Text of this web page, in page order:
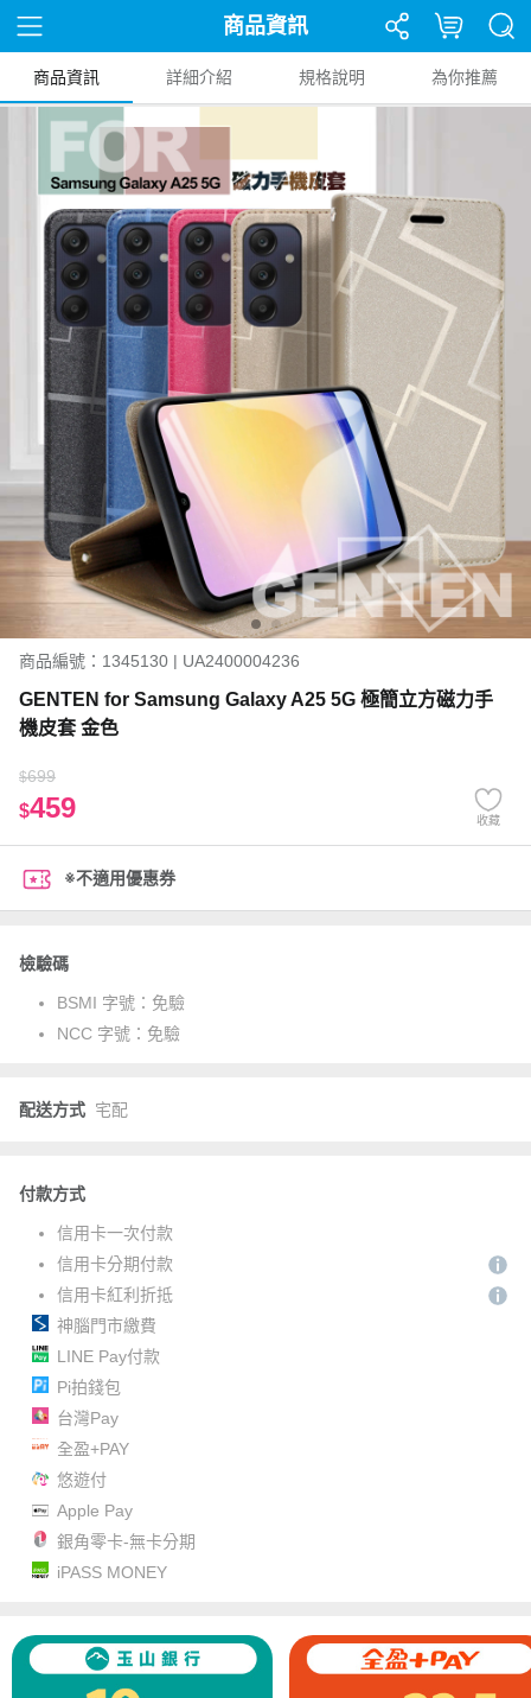
商品資訊
商品資訊 詳細介紹 規格說明 為你推薦
商品編號：1345130 | UA2400004236
GENTEN for Samsung Galaxy A25 5G 極簡立方磁力手
機皮套 金色
$699
$459 收藏
※不適用優惠券
檢驗碼
BSMI 字號： 免驗
NCC 字號： 免驗
配送方式 宅配
付款方式
信用卡一次付款
信用卡分期付款
信用卡紅利折抵
神腦門市繳費
LINE Pay付款
Pi拍錢包
台灣Pay
全盈+PAY
悠遊付
Apple Pay
銀角零卡-無卡分期
iPASS MONEY